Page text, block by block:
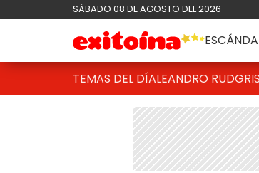
SÁBADO 08 DE AGOSTO DEL 2026
TEMAS DEL DÍALEANDRO RUD